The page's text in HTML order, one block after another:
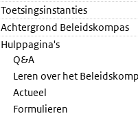
Toetsingsinstanties
Achtergrond Beleidskompas
Hulppagina's
Q&A
Leren over het
Actueel
Formulieren